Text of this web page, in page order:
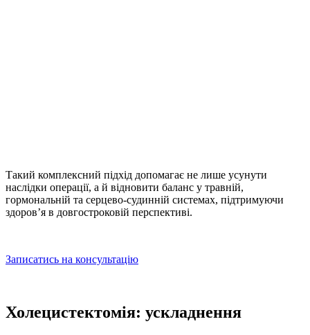
Такий комплексний підхід допомагає не лише усунути
наслідки операції, а й відновити баланс у травній,
гормональній та серцево-судинній системах, підтримуючи
здоров’я в довгостроковій перспективі.
Записатись на консультацію
Холецистектомія: ускладнення